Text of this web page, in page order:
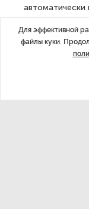
автоматически
является ли
может быть
к дочерней,
Для эффективной
файлы куки.